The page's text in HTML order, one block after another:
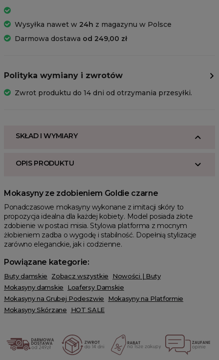
Wysyłka nawet w 24h z magazynu w Polsce
Darmowa dostawa od 249,00 zł
Polityka wymiany i zwrotów
Zwrot produktu do 14 dni od otrzymania przesyłki.
SKŁAD I WYMIARY
OPIS PRODUKTU
Mokasyny ze zdobieniem Goldie czarne
Ponadczasowe mokasyny wykonane z imitacji skóry to
propozycja idealna dla każdej kobiety. Model posiada złote
zdobienie w postaci misia. Stylowa platforma z mocnym
żłobieniem zadba o wygodę i stabilność. Dopełnią stylizacje
zarówno eleganckie, jak i codzienne.
Powiązane kategorie:
Buty damskie Zobacz wszystkie
Nowości | Buty
Mokasyny damskie
Loafersy Damskie
Mokasyny na Grubej Podeszwie
Mokasyny na Platformie
Mokasyny Skórzane
HOT SALE